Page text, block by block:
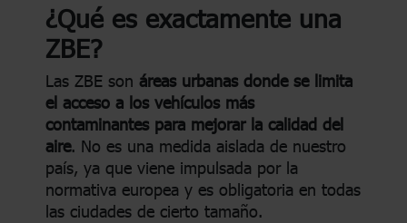
¿Qué es exactamente una
ZBE?
Las ZBE son áreas urbanas donde se limita
el acceso a los vehículos más
contaminantes para mejorar la calidad del
aire. No es una medida aislada de nuestro
país, ya que viene impulsada por la
normativa europea y es obligatoria en todas
las ciudades de cierto tamaño.